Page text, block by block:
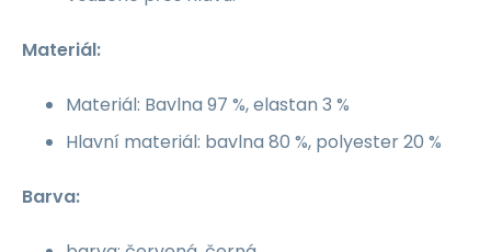
Materiál:
Materiál: Bavlna 97 %, elastan 3 %
Hlavní materiál: bavlna 80 %, polyester 20 %
Barva: